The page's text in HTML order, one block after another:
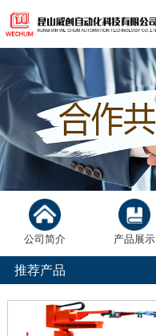
公司简介 产品展示
推荐产品